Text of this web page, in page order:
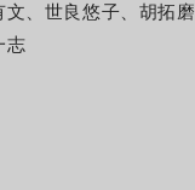
、世良悠子、胡拓磨
志